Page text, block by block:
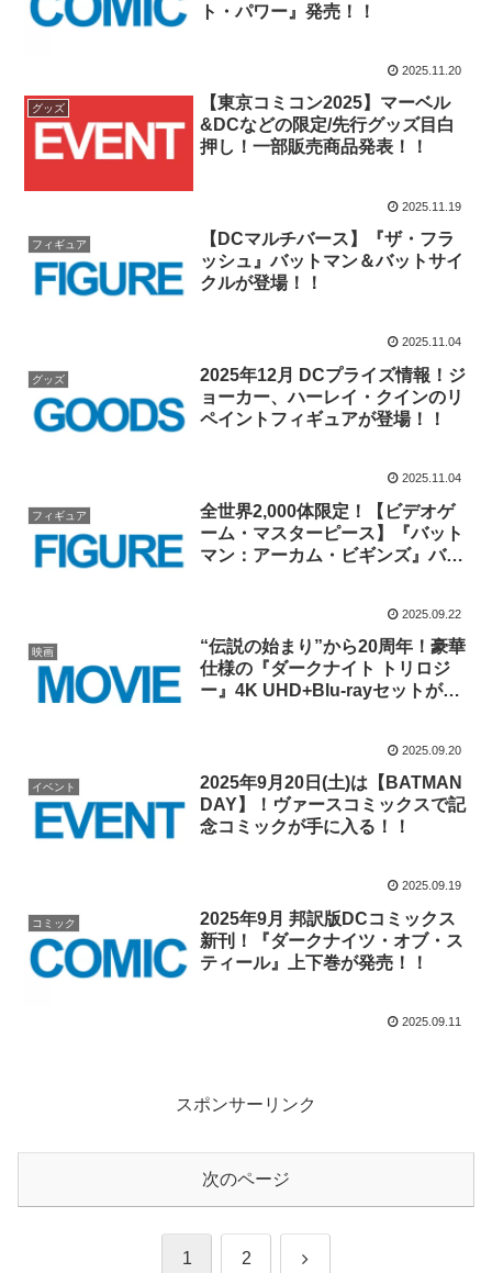
ト・パワー』発売！！
2025.11.20
グッズ
【東京コミコン2025】マーベル
&DCなどの限定/先行グッズ目白
押し！一部販売商品発表！！
2025.11.19
フィギュア
【DCマルチバース】『ザ・フラ
ッシュ』バットマン＆バットサイ
クルが登場！！
2025.11.04
グッズ
2025年12月 DCプライズ情報！ジ
ョーカー、ハーレイ・クインのリ
ペイントフィギュアが登場！！
2025.11.04
フィギュア
全世界2,000体限定！【ビデオゲ
ーム・マスターピース】『バット
マン：アーカム・ビギンズ』バッ
2025.09.22
映画
“伝説の始まり”から20周年！豪華
仕様の『ダークナイト トリロジ
ー』4K UHD+Blu-rayセットが
2025.09.20
イベント
2025年9月20日(土)は【BATMAN
DAY】！ヴァースコミックスで記
念コミックが手に入る！！
2025.09.19
コミック
2025年9月 邦訳版DCコミックス
新刊！『ダークナイツ・オブ・ス
ティール』上下巻が発売！！
2025.09.11
スポンサーリンク
次のページ
1 2 次